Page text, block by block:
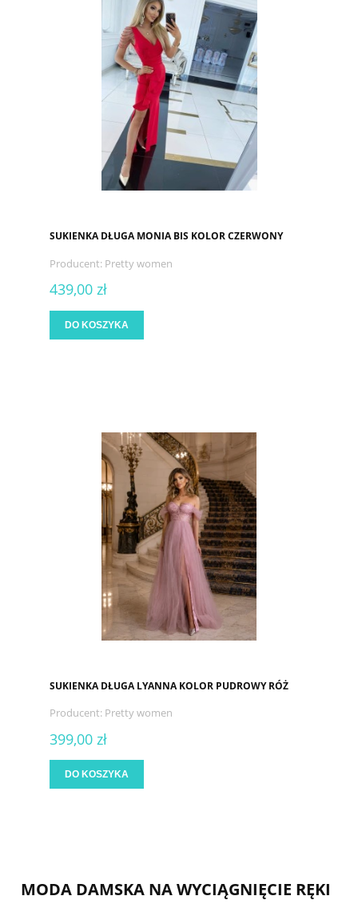
SUKIENKA DŁUGA MONIA BIS KOLOR CZERWONY
Producent: Pretty women
439,00 zł
DO KOSZYKA
SUKIENKA DŁUGA LYANNA KOLOR PUDROWY RÓŻ
Producent: Pretty women
399,00 zł
DO KOSZYKA
MODA DAMSKA NA WYCIĄGNIĘCIE RĘKI